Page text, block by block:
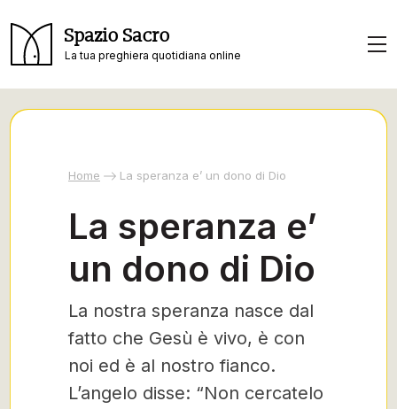
Spazio Sacro
La tua preghiera quotidiana online
Home La speranza e’ un dono di Dio
La speranza e’
un dono di Dio
La nostra speranza nasce dal
fatto che Gesù è vivo, è con
noi ed è al nostro fianco.
L’angelo disse: “Non cercatelo